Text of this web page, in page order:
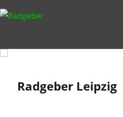
Zum
Inhalt
Radgeber Leipzig